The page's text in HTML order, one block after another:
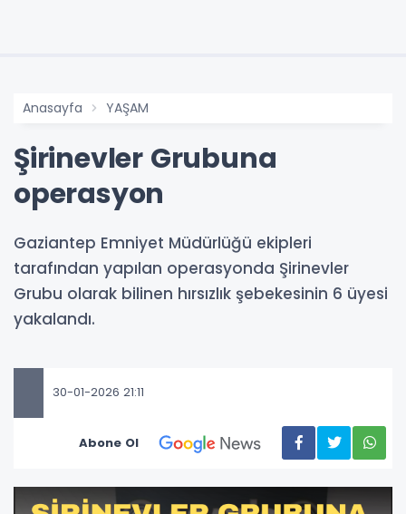
Anasayfa YAŞAM
Şirinevler Grubuna
operasyon
Gaziantep Emniyet Müdürlüğü ekipleri
tarafından yapılan operasyonda Şirinevler
Grubu olarak bilinen hırsızlık şebekesinin 6 üyesi
yakalandı.
30-01-2026 21:11
Abone Ol